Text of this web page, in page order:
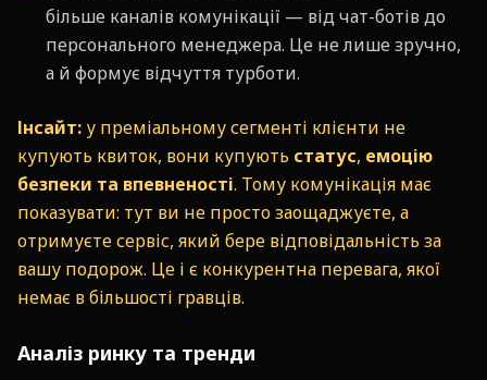
більше каналів комунікації — від чат-ботів до
персонального менеджера. Це не лише зручно,
а й формує відчуття турботи.
Інсайт: у преміальному сегменті клієнти не
купують квиток, вони купують статус, емоцію
безпеки та впевненості. Тому комунікація має
показувати: тут ви не просто заощаджуєте, а
отримуєте сервіс, який бере відповідальність за
вашу подорож. Це і є конкурентна перевага, якої
немає в більшості гравців.
Аналіз ринку та тренди